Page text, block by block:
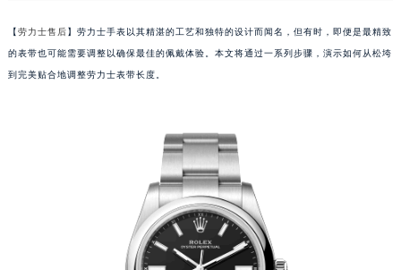
【劳力士售后】劳力士手表以其精湛的工艺和独特的设计而闻名，但有时，即便是最精致
的表带也可能需要调整以确保最佳的佩戴体验。本文将通过一系列步骤，演示如何从松垮
到完美贴合地调整劳力士表带长度。